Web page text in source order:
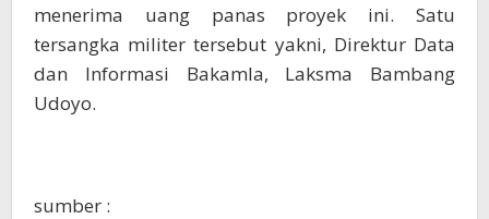
menerima uang panas proyek ini. Satu
tersangka militer tersebut yakni, Direktur Data
dan Informasi Bakamla, Laksma Bambang‎
Udoyo.
sumber :